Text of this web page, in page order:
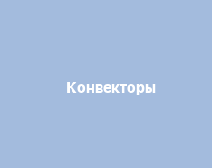
Конвекторы